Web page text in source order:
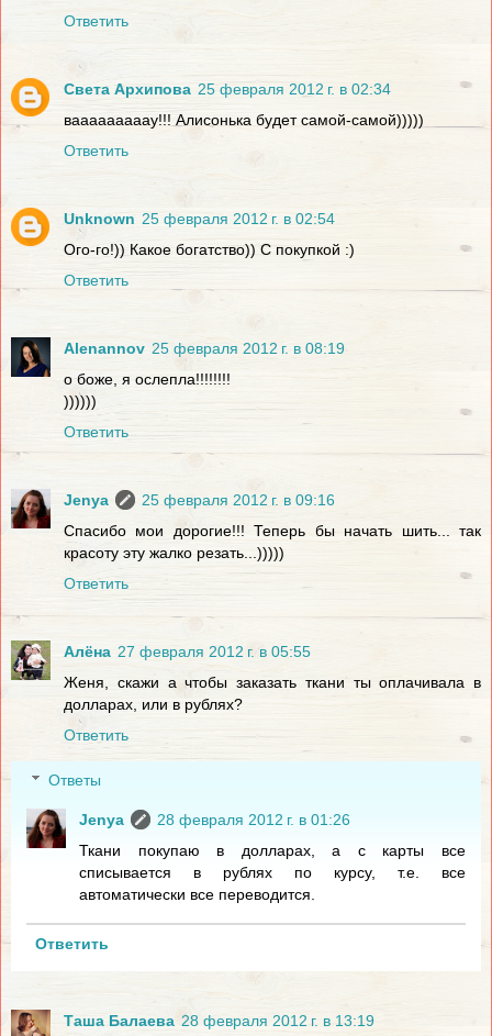
Ответить
Света Архипова 25 февраля 2012 г. в 02:34
вааааааааау!!! Алисонька будет самой-самой)))))
Ответить
Unknown 25 февраля 2012 г. в 02:54
Ого-го!)) Какое богатство)) С покупкой :)
Ответить
Alenannov 25 февраля 2012 г. в 08:19
о боже, я ослепла!!!!!!!!
))))))
Ответить
Jenya
25 февраля 2012 г. в 09:16
Спасибо мои дорогие!!! Теперь бы начать шить... так
красоту эту жалко резать...)))))
Ответить
Алёна 27 февраля 2012 г. в 05:55
Женя, скажи а чтобы заказать ткани ты оплачивала в
долларах, или в рублях?
Ответить
Ответы
Jenya
28 февраля 2012 г. в 01:26
Ткани покупаю в долларах, а с карты все
списывается в рублях по курсу, т.е. все
автоматически все переводится.
Ответить
Таша Балаева 28 февраля 2012 г. в 13:19